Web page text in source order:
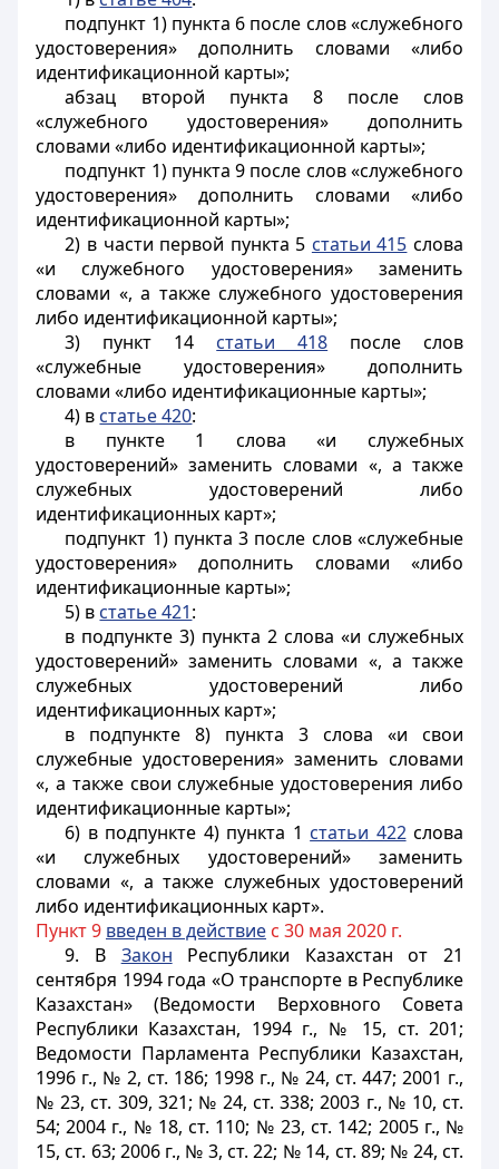
подпункт 1) пункта 6 после слов «служебного
удостоверения» дополнить словами «либо
идентификационной карты»;
абзац второй пункта 8 после слов
«служебного удостоверения» дополнить
словами «либо идентификационной карты»;
подпункт 1) пункта 9 после слов «служебного
удостоверения» дополнить словами «либо
идентификационной карты»;
2) в части первой пункта 5 статьи 415 слова
«и служебного удостоверения» заменить
словами «, а также служебного удостоверения
либо идентификационной карты»;
3) пункт 14 статьи 418 после слов
«служебные удостоверения» дополнить
словами «либо идентификационные карты»;
4) в статье 420:
в пункте 1 слова «и служебных
удостоверений» заменить словами «, а также
служебных удостоверений либо
идентификационных карт»;
подпункт 1) пункта 3 после слов «служебные
удостоверения» дополнить словами «либо
идентификационные карты»;
5) в статье 421:
в подпункте 3) пункта 2 слова «и служебных
удостоверений» заменить словами «, а также
служебных удостоверений либо
идентификационных карт»;
в подпункте 8) пункта 3 слова «и свои
служебные удостоверения» заменить словами
«, а также свои служебные удостоверения либо
идентификационные карты»;
6) в подпункте 4) пункта 1 статьи 422слова
«и служебных удостоверений» заменить
словами «, а также служебных удостоверений
либо идентификационных карт».
Пункт 9 введен в действие с 30 мая 2020 г.
9. В Закон Республики Казахстан от 21
сентября 1994 года «О транспорте в Республике
Казахстан» (Ведомости Верховного Совета
Республики Казахстан, 1994 г., № 15, ст. 201;
Ведомости Парламента Республики Казахстан,
1996 г., № 2, ст. 186; 1998 г., № 24, ст. 447; 2001 г.,
№ 23, ст. 309, 321; № 24, ст. 338; 2003 г., № 10, ст.
54; 2004 г., № 18, ст. 110; № 23, ст. 142; 2005 г., №
15, ст. 63; 2006 г., № 3, ст. 22; № 14, ст. 89; № 24, ст.